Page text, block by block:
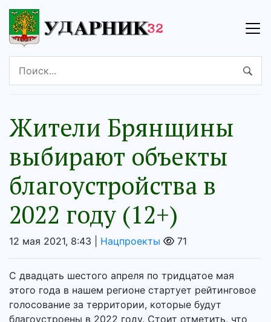
Жители Брянщины
выбирают объекты
благоустройства в
2022 году (12+)
12 мая 2021, 8:43 | Нацпроекты 71
С двадцать шестого апреля по тридцатое мая
этого года в нашем регионе стартует рейтинговое
голосование за территории, которые будут
благоустроены в 2022 году. Стоит отметить, что